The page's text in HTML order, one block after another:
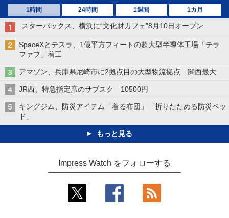
1時間 24時間 1週間 1カ月
スターバックス、横浜に“文化財カフェ”8月10日オープン
SpaceXとテスラ、1億平方フィートの超大型半導体工場「テラ
ファブ」着工
アマゾン、兵庫県尼崎市に2拠点目の大型物流拠点 関西最大
JR西、特急指定席のサブスク 10500円
キングジム、防災アイテム「着る布団」「折りたためる防災ベッ
ド」
もっと見る
Impress Watch をフォローする